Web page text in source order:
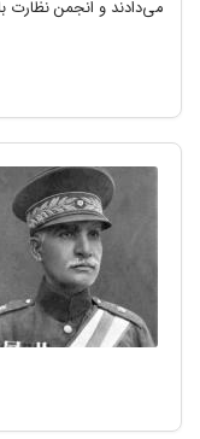
می‌دادند و انجمن نظارت